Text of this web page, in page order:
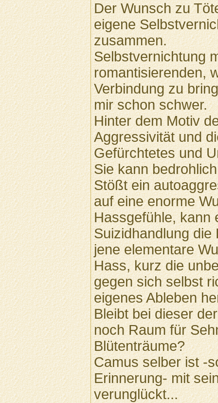
Der Wunsch zu
eigene
zusammen.
Selbstvernichtung
romantisierenden,
Verbindung zu
mir schon schwer.
Hinter dem Motiv
Aggressivität und
Gefürchtetes und
Sie kann
Stößt ein
auf eine enorme
Hassgefühle, kann
Suizidhandlung
jene elementare
Hass, kurz die
gegen sich selbst
eigenes Ableben
Bleibt bei dieser
noch Raum für
Blütenträume?
Camus selber ist -
Erinnerung- mit
verunglückt...